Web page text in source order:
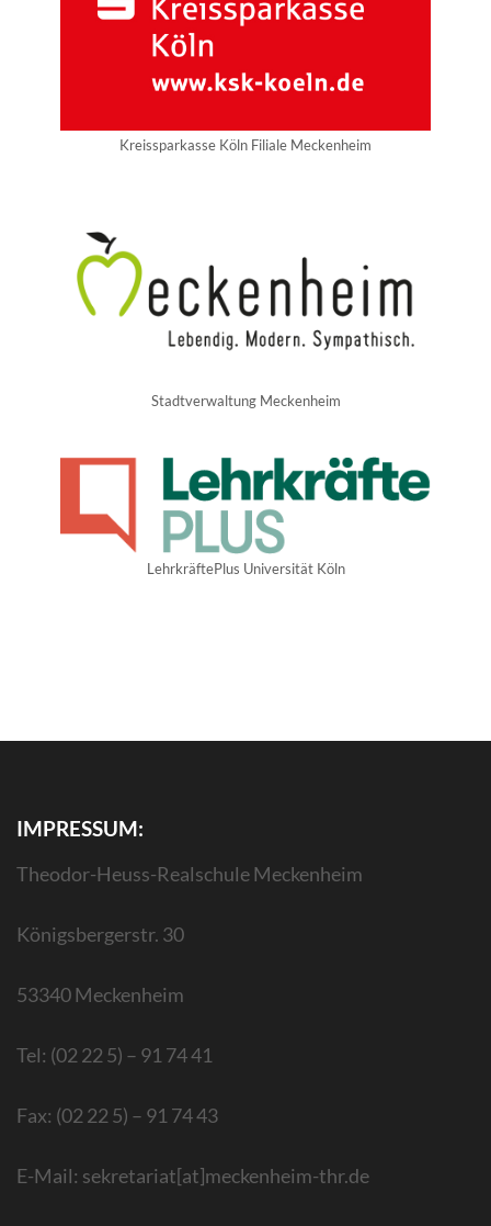
Kreissparkasse Köln Filiale Meckenheim
Stadtverwaltung Meckenheim
LehrkräftePlus Universität Köln
IMPRESSUM:
Theodor-Heuss-Realschule Meckenheim
Königsbergerstr. 30
53340 Meckenheim
Tel: (02 22 5) – 91 74 41
Fax: (02 22 5) – 91 74 43
E-Mail: sekretariat[at]meckenheim-thr.de